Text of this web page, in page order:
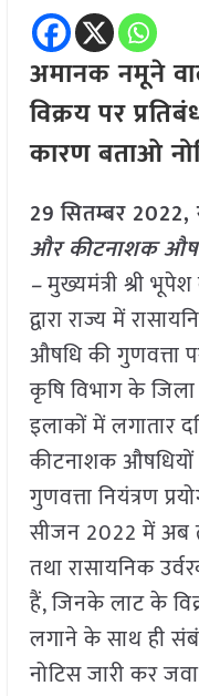
अमानक नमूने
विक्रय पर
कारण बताओ
29सितम्बर 2022,
और कीटनाशक
–मुख्यमंत्री श्री
द्वारा राज्य में
औषधि की गुणवत्ता
कृषि विभाग के
इलाकों में लगातार
कीटनाशक
गुणवत्ता नियंत्रण
सीजन 2022 में अब
तथा रासायनिक
हैं, जिनके लाट के
लगाने के साथ ही
नोटिस जारी कर